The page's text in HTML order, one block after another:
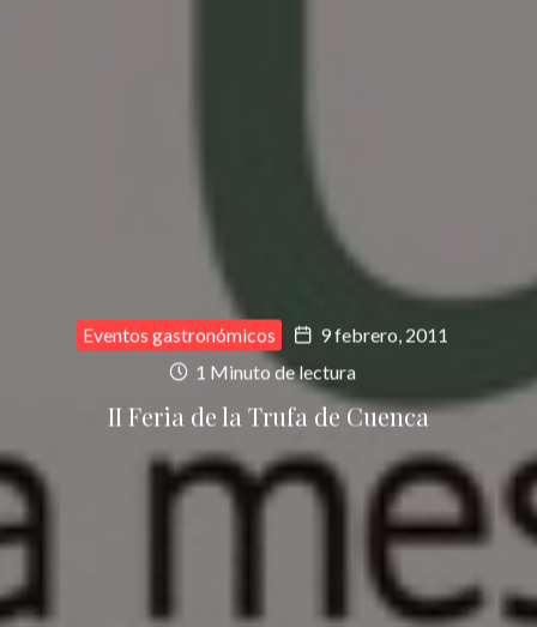
Eventos gastronómicos
9 febrero, 2011
1 Minuto de lectura
II Feria de la Trufa de Cuenca